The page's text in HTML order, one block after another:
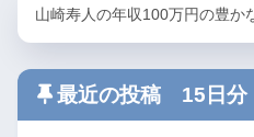
山崎寿人の年収100万円の豊か
最近の投稿 15日分